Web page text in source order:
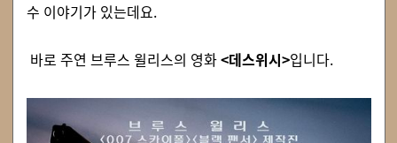
수 이야기가 있는데요.
바로 주연 브루스 윌리스의 영화<데스위시>입니다.